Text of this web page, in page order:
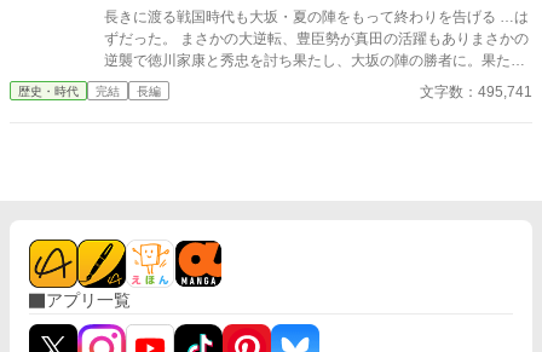
がら少しづつ心を開いていった――その矢先のことだった。 母の
命を奪った犯人が発覚すると同時に、何故か兄清之進に凶刃が迫
り――。 とある秘密を抱えた兄弟と町娘おりんの紡ぐ江戸捕物抄
件などは、史実を踏んでいます。 皆さまご評価頂きありがとうご
長きに渡る戦国時代も大坂・夏の陣をもって終わりを告げる …は
ずだった。 まさかの大逆転、豊臣勢が真田の活躍もありまさかの
逆襲で徳川家康と秀忠を討ち果たし、大坂の陣の勝者に。果たし
て彼らは新たな秩序を作ることができるのか？ 敗北した徳川勢も
何とか巻き返しを図ろうとするが、徳川に臣従したはずの大名達
歴史・時代 完結 長編 文字数：495,741
アプリ一覧